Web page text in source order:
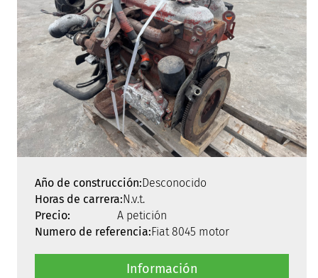
Año de construcción:Desconocido
Horas de carrera:N.v.t.
Precio:
A petición
Numero de referencia:Fiat 8045 motor
Información